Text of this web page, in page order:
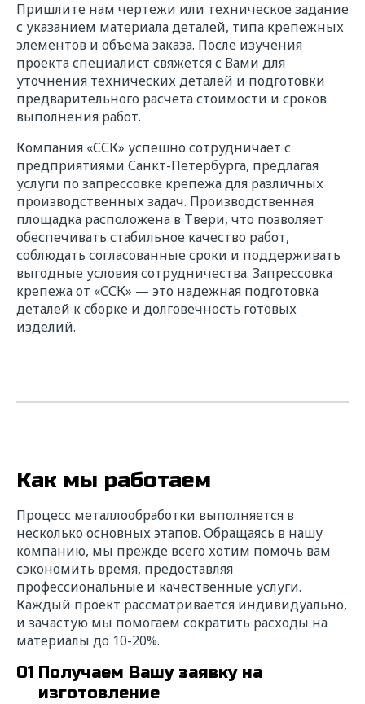
Пришлите нам чертежи или техническое задание
с указанием материала деталей, типа крепежных
элементов и объема заказа. После изучения
проекта специалист свяжется с Вами для
уточнения технических деталей и подготовки
предварительного расчета стоимости и сроков
выполнения работ.
Компания «ССК» успешно сотрудничает с
предприятиями Санкт-Петербурга, предлагая
услуги по запрессовке крепежа для различных
производственных задач. Производственная
площадка расположена в Твери, что позволяет
обеспечивать стабильное качество работ,
соблюдать согласованные сроки и поддерживать
выгодные условия сотрудничества. Запрессовка
крепежа от «ССК» — это надежная подготовка
деталей к сборке и долговечность готовых
изделий.
Как мы работаем
Процесс металлообработки выполняется в
несколько основных этапов. Обращаясь в нашу
компанию, мы прежде всего хотим помочь вам
сэкономить время, предоставляя
профессиональные и качественные услуги.
Каждый проект рассматривается индивидуально,
и зачастую мы помогаем сократить расходы на
материалы до 10-20%.
01 Получаем Вашу заявку на
изготовление